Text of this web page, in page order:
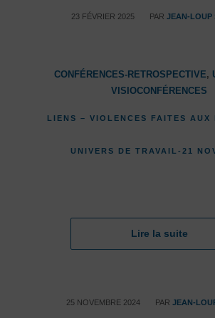
23 FÉVRIER 2025
/ PARJEAN-LOUP
CONFÉRENCES-RETROSPECTIVE,
VISIOCONFÉRENCES
LIENS – VIOLENCES FAITES AUX
UNIVERS DE TRAVAIL-21
Lire la suite
25 NOVEMBRE 2024
/ PAR JEAN-